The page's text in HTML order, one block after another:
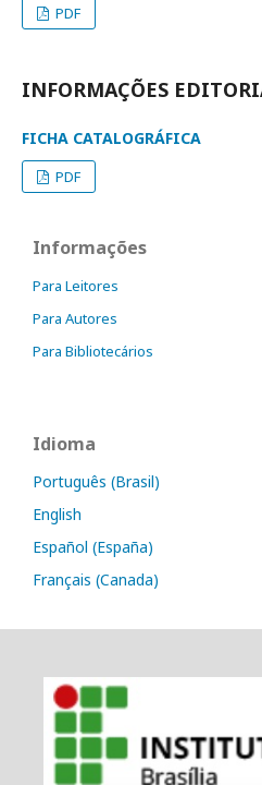
PDF
INFORMAÇÕES
FICHA CATALOGRÁFICA
PDF
Informações
Para Leitores
Para Autores
Para Bibliotecários
Idioma
Português (Brasil)
English
Español (España)
Français (Canada)